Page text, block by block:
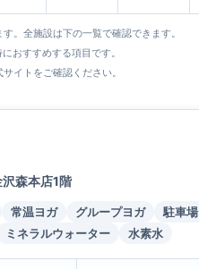
。全施設は下の一覧で確認できます。
おすすめする項目です。
イトをご確認ください。
森本店1階
常温ヨガ グループヨガ
駐車場
ミネラルウォーター 水素水